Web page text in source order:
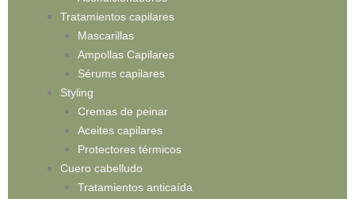
Tratamientos capilares
Mascarillas
Ampollas Capilares
Sérums capilares
Styling
Cremas de peinar
Aceites capilares
Protectores térmicos
Cuero cabelludo
Tratamientos anticaída